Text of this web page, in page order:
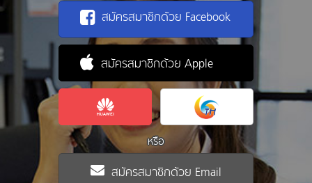
สมัครสมาชิกด้วย Facebook
สมัครสมาชิกด้วย Apple
หรือ
สมัครสมาชิกด้วย Email